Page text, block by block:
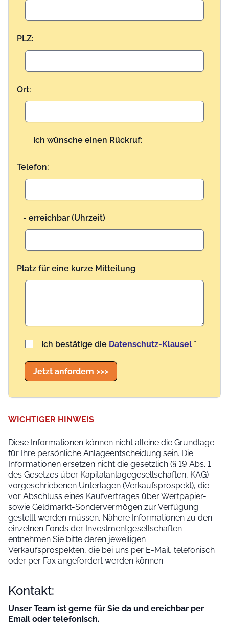
PLZ:
Ort:
Ich wünsche einen Rückruf:
Telefon:
- erreichbar (Uhrzeit)
Platz für eine kurze Mitteilung
Benutzername
Ich bestätige die Datenschutz-Klausel *
Jetzt anfordern >>>
WICHTIGER HINWEIS
Diese Informationen können nicht alleine die Grundlage
für Ihre persönliche Anlageentscheidung sein. Die
Informationen ersetzen nicht die gesetzlich (§ 19 Abs. 1
des Gesetzes über Kapitalanlagegesellschaften, KAG)
vorgeschriebenen Unterlagen (Verkaufsprospekt), die
vor Abschluss eines Kaufvertrages über Wertpapier-
sowie Geldmarkt-Sondervermögen zur Verfügung
gestellt werden müssen. Nähere Informationen zu den
einzelnen Fonds der Investmentgesellschaften
entnehmen Sie bitte deren jeweiligen
Verkaufsprospekten, die bei uns per E-Mail, telefonisch
oder per Fax angefordert werden können.
Kontakt:
Unser Team ist gerne für Sie da und ereichbar per
Email oder telefonisch.